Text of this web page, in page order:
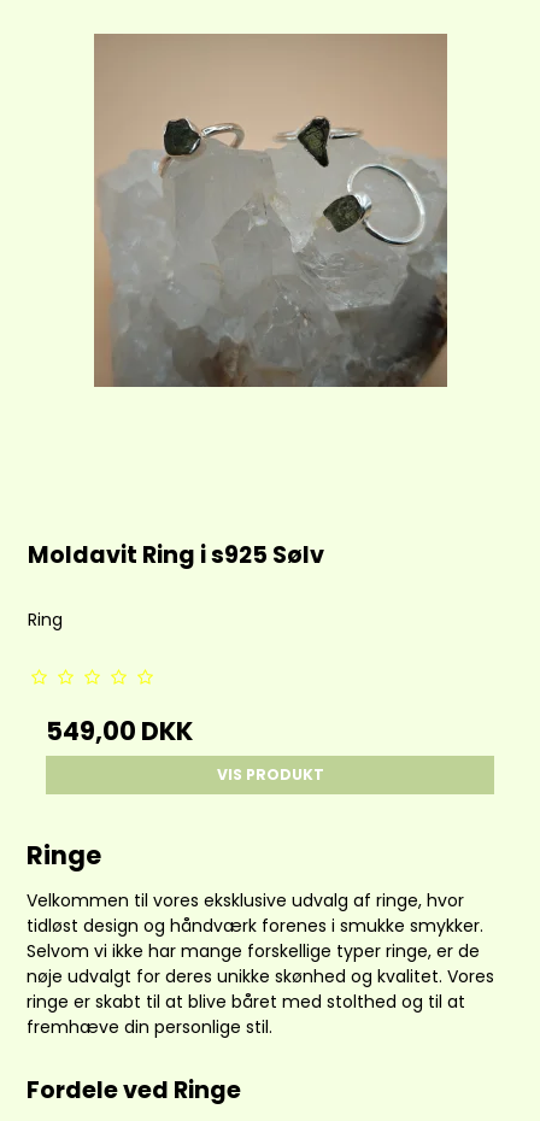
Moldavit Ring i s925 Sølv
Ring
549,00 DKK
VIS PRODUKT
Ringe
Velkommen til vores eksklusive udvalg af ringe, hvor
tidløst design og håndværk forenes i smukke smykker.
Selvom vi ikke har mange forskellige typer ringe, er de
nøje udvalgt for deres unikke skønhed og kvalitet. Vores
ringe er skabt til at blive båret med stolthed og til at
fremhæve din personlige stil.
Fordele ved Ringe